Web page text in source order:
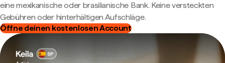
eine mexikanische oder brasilianische Bank. Keine versteckten
Gebühren oder hinterhältigen Aufschläge.
Öffne deinen kostenlosen Account